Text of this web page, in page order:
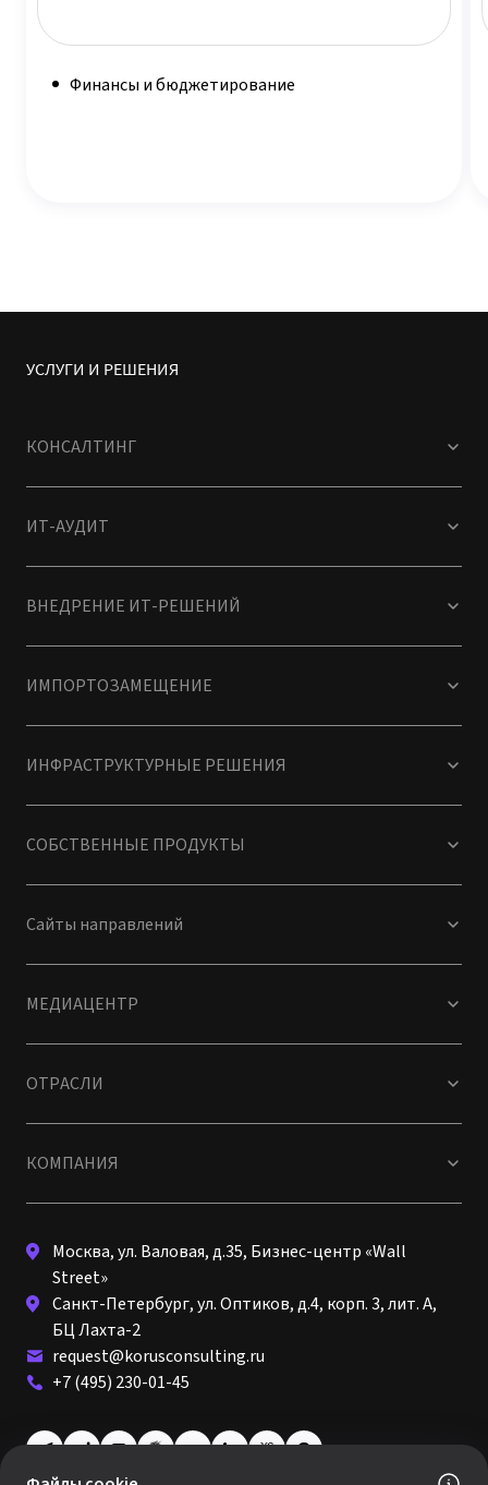
Финансы и бюджетирование
УСЛУГИ И РЕШЕНИЯ
КОНСАЛТИНГ
ИТ-АУДИТ
ВНЕДРЕНИЕ ИТ-РЕШЕНИЙ
ИМПОРТОЗАМЕЩЕНИЕ
ИНФРАСТРУКТУРНЫЕ РЕШЕНИЯ
СОБСТВЕННЫЕ ПРОДУКТЫ
Сайты направлений
МЕДИАЦЕНТР
ОТРАСЛИ
КОМПАНИЯ
Москва, ул. Валовая, д.35, Бизнес-центр «Wall
Street»
Санкт-Петербург, ул. Оптиков, д.4, корп. 3, лит. А,
БЦ Лахта-2
request@korusconsulting.ru
+7 (495) 230-01-45